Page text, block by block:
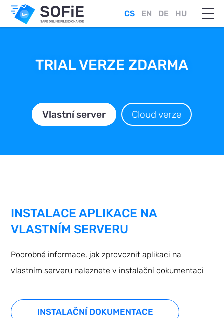
CS EN DE HU
TRIAL VERZE ZDARMA
Vlastní server Cloud verze
INSTALACE APLIKACE NA
VLASTNÍM SERVERU
Podrobné informace, jak zprovoznit aplikaci na
vlastním serveru naleznete v instalační dokumentaci
INSTALAČNÍ DOKUMENTACE